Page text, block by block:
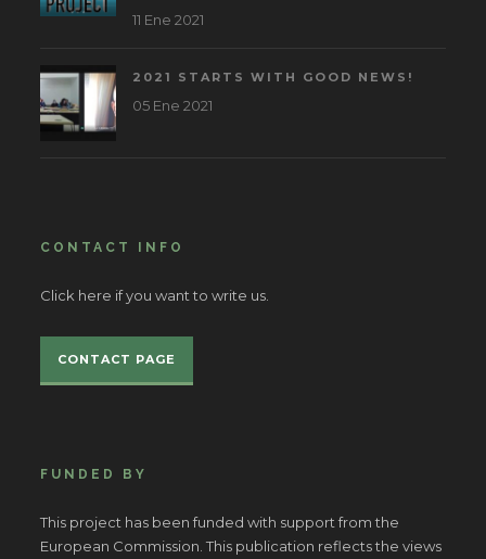
11 Ene 2021
2021 STARTS WITH GOOD NEWS!
05 Ene 2021
CONTACT INFO
Click here if you want to write us.
CONTACT PAGE
FUNDED BY
This project has been funded with support from the
European Commission. This publication reflects the views